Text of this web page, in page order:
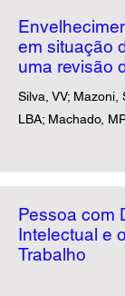
em situação
uma revisão
Silva, VV; Mazoni,
LBA; Machado,
Pessoa com
Intelectual e
Trabalho